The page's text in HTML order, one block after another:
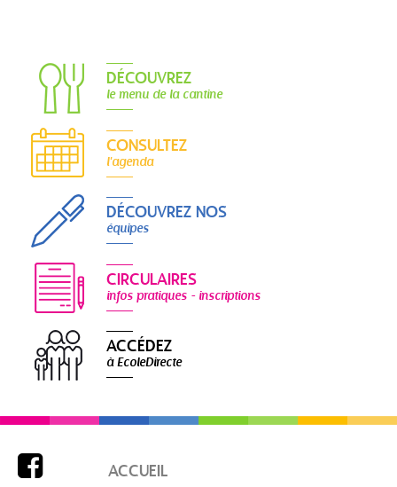
DÉCOUVREZ
le menu de la cantine
CONSULTEZ
l'agenda
DÉCOUVREZ NOS
équipes
CIRCULAIRES
infos pratiques - inscriptions
ACCÉDEZ
à EcoleDirecte
 ACCUEIL